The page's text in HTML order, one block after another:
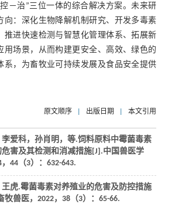
－治”三位一体的综合解决方案。未来研
向：深化生物降解机制研究、开发多毒素
推进快速检测与智慧化管理体系、拓展新
用场景，从而构建更安全、高效、绿色的
系，为畜牧业可持续发展及食品安全提供
原文顺序 出版日期 本文引用
爱科，孙肖明， 等.饲料原料中霉菌毒素
害及其检测和消减措施[J].中国兽医学
， 44（3）：632-643.
虎.霉菌毒素对养殖业的危害及防控措施
牧兽医， 2022， 38（3）：65-66.